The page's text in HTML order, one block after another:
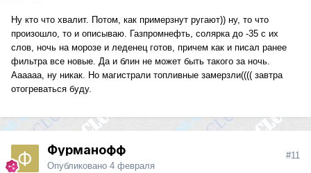
Ну кто что хвалит. Потом, как примерзнут ругают)) ну, то что
произошло, то и описываю. Газпромнефть, солярка до -35 с их
слов, ночь на морозе и леденец готов, причем как и писал ранее
фильтра все новые. Да и блин не может быть такого за ночь.
Аааааа, ну никак. Но магистрали топливные замерзли(((( завтра
отогреваться буду.
Фурманофф
Опубликовано 4 февраля
#11